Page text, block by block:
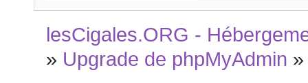
lesCigales.ORG -
» Upgrade de phpMyAdmin